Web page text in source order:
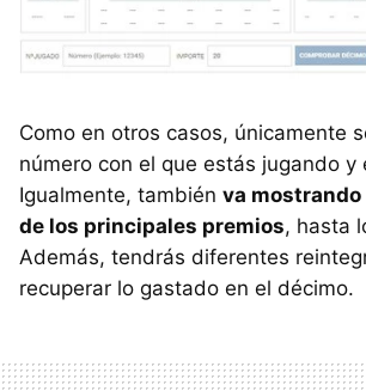
Como en otros casos, únicamente
número con el que estás jugando y
Igualmente, también va
de los principales premios, hasta
Además, tendrás diferentes
recuperar lo gastado en el décimo.